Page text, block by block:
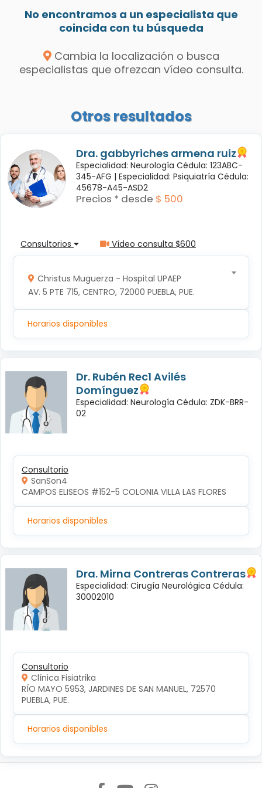
No encontramos a un especialista que
coincida con tu búsqueda
Cambia la localización o busca
especialistas que ofrezcan vídeo consulta.
Otros resultados
Dra. gabbyriches armena ruiz
Especialidad: Neurología Cédula: 123ABC-
345-AFG | Especialidad: Psiquiatría Cédula:
45678-A45-ASD2
Precios * desde $ 500
Consultorios Vídeo consulta $600
Christus Muguerza - Hospital UPAEP
AV. 5 PTE 715, CENTRO, 72000 PUEBLA, PUE.
Horarios disponibles
Dr. Rubén Rec1 Avilés
Domínguez
Especialidad: Neurología Cédula: ZDK-BRR-
02
Consultorio
SanSon4
CAMPOS ELISEOS #152-5 COLONIA VILLA LAS FLORES
Horarios disponibles
Dra. Mirna Contreras Contreras
Especialidad: Cirugía Neurológica Cédula:
30002010
Consultorio
Clínica Fisiatrika
RÍO MAYO 5953, JARDINES DE SAN MANUEL, 72570
PUEBLA, PUE.
Horarios disponibles